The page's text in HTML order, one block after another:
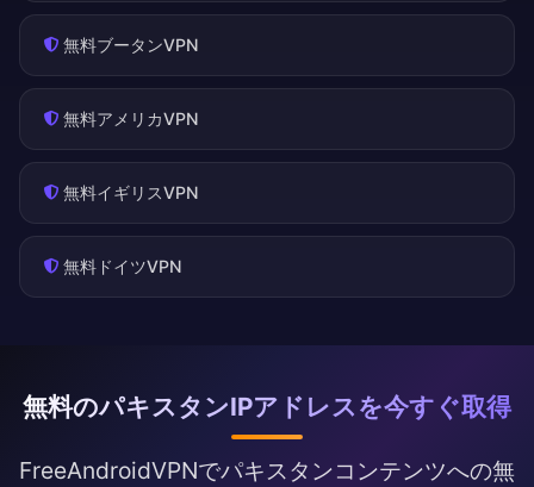
無料ブータンVPN
無料アメリカVPN
無料イギリスVPN
無料ドイツVPN
無料のパキスタンIPアドレスを今すぐ取得
FreeAndroidVPNでパキスタンコンテンツへの無